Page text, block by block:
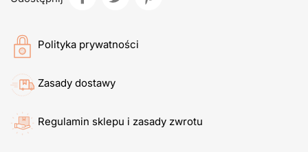
Polityka prywatności
Zasady dostawy
Regulamin sklepu i zasady zwrotu